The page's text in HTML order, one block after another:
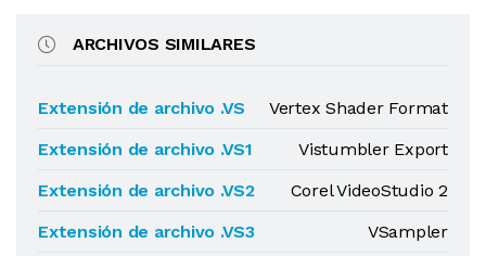
ARCHIVOS SIMILARES
Extensión de archivo .VS
Vertex Shader Format
Extensión de archivo .VS1
Vistumbler Export
Extensión de archivo .VS2
Corel VideoStudio 2
Extensión de archivo .VS3
VSampler